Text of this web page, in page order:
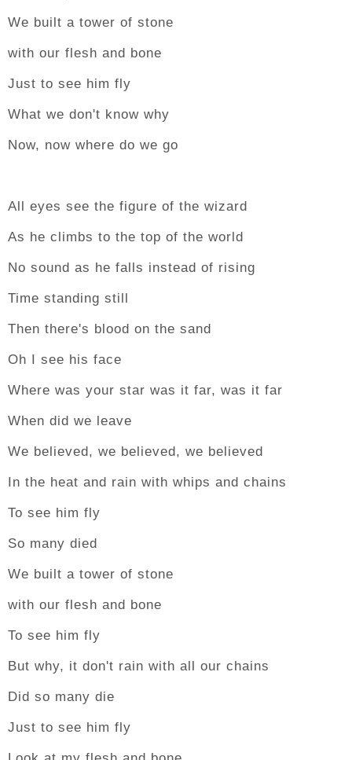
We built a tower of stone
with our flesh and bone
Just to see him fly
What we don't know why
Now, now where do we go
All eyes see the figure of the wizard
As he climbs to the top of the world
No sound as he falls instead of rising
Time standing still
Then there's blood on the sand
Oh I see his face
Where was your star was it far, was it far
When did we leave
We believed, we believed, we believed
In the heat and rain with whips and chains
To see him fly
So many died
We built a tower of stone
with our flesh and bone
To see him fly
But why, it don't rain with all our chains
Did so many die
Just to see him fly